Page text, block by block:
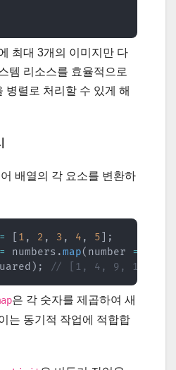
최대 3개의 이미지만 다
템 리소스를 효율적으로
병렬로 처리할 수 있게 해
배열의 각 요소를 변환하
= 1 , 2 , 3 , 4 , 5
;
= numbers .map( number =>
) ; // [1, 4, 9, 16, 25]
은 각 숫자를 제곱하여 새
는 동기적 작업에 적합합